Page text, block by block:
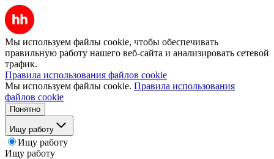
Мы используем файлы cookie, чтобы обеспечивать
правильную работу нашего веб-сайта и анализировать сетевой
трафик.
Правила использования файлов cookie
Мы используем файлы cookie. Правила использования
файлов cookie
Понятно
Ищу работу
Ищу работу
Ищу работу